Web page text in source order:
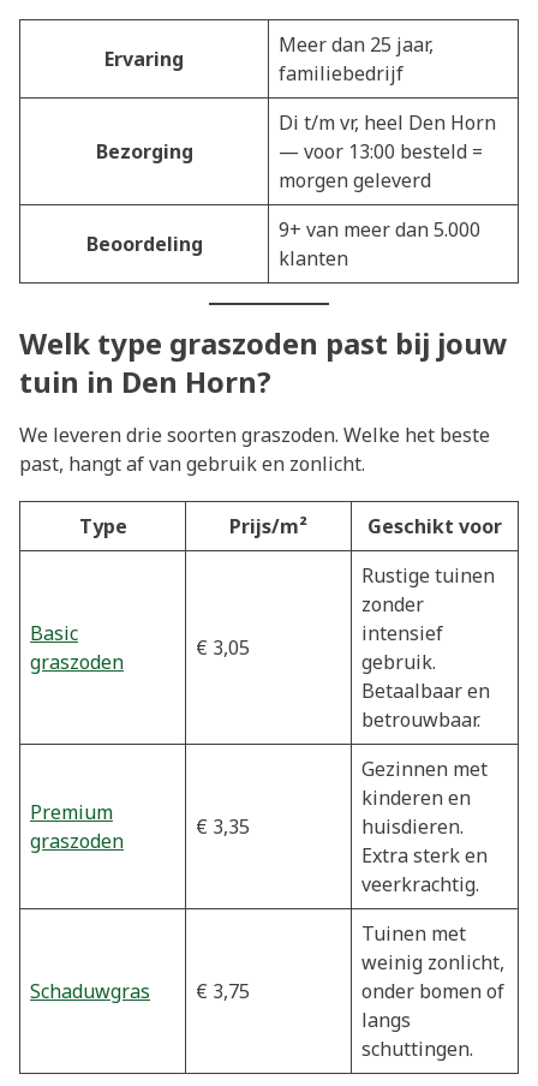
Ervaring
Meer dan 25 jaar,
familiebedrijf
Bezorging
Di t/m vr, heel Den Horn
— voor 13:00 besteld =
morgen geleverd
Beoordeling
9+ van meer dan 5.000
klanten
Welk type graszoden past bij jouw
tuin in Den Horn?
We leveren drie soorten graszoden. Welke het beste
past, hangt af van gebruik en zonlicht.
Type Prijs/m² Geschikt voor
Basic
graszoden
€ 3,05
Rustige tuinen
zonder
intensief
gebruik.
Betaalbaar en
betrouwbaar.
Premium
graszoden
€ 3,35
Gezinnen met
kinderen en
huisdieren.
Extra sterk en
veerkrachtig.
Schaduwgras € 3,75
Tuinen met
weinig zonlicht,
onder bomen of
langs
schuttingen.